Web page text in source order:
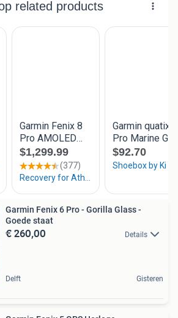
Garmin Fenix 6 Pro - Gorilla Glass -
Goede staat
€ 260,00 Details
Delft Gisteren